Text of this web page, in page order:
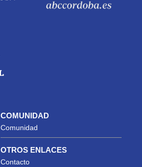
COMUNIDAD
Comunidad
OTROS ENLACES
Contacto